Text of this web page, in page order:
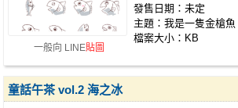
一般向 LINE貼圖
發售日期：未定
主題：我是一隻金槍魚
檔案大小：KB
童話午茶 vol.2 海之冰